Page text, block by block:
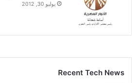
يوليو 30, 2012
Recent Tech News